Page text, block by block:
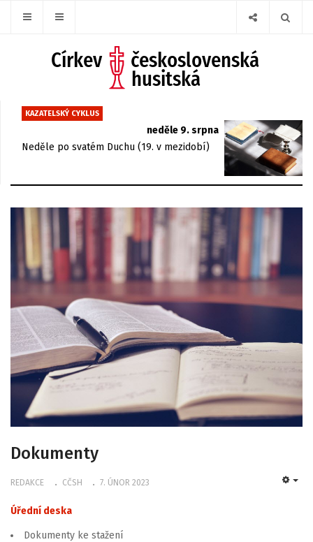
KAZATELSKÝ CYKLUS
neděle 9. srpna
Neděle po svatém Duchu (19. v mezidobí)
Dokumenty
REDAKCE CČSH 7. ÚNOR 2023
Úřední deska
Dokumenty ke stažení